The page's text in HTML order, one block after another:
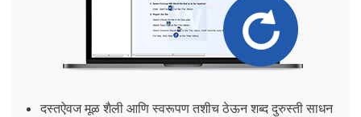
दस्तऐवज मूळ शैली आणि स्वरूपण तशीच ठेऊन शब्द दुरुस्ती साधन